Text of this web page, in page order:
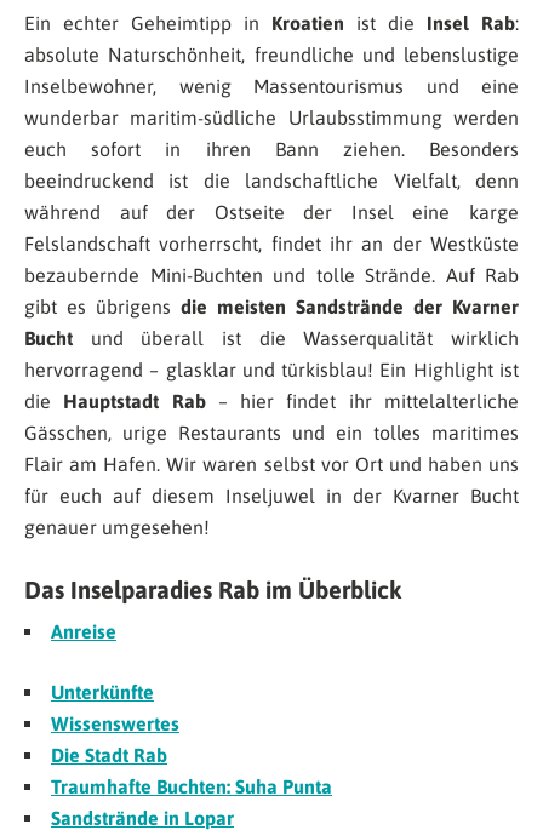
Ein echter Geheimtipp in Kroatien ist die Insel Rab:
absolute Naturschönheit, freundliche und lebenslustige
Inselbewohner, wenig Massentourismus und eine
wunderbar maritim-südliche Urlaubsstimmung werden
euch sofort in ihren Bann ziehen. Besonders
beeindruckend ist die landschaftliche Vielfalt, denn
während auf der Ostseite der Insel eine karge
Felslandschaft vorherrscht, findet ihr an der Westküste
bezaubernde Mini-Buchten und tolle Strände. Auf Rab
gibt es übrigens die meisten Sandstrände der Kvarner
Bucht und überall ist die Wasserqualität wirklich
hervorragend – glasklar und türkisblau! Ein Highlight ist
die Hauptstadt Rab– hier findet ihr mittelalterliche
Gässchen, urige Restaurants und ein tolles maritimes
Flair am Hafen. Wir waren selbst vor Ort und haben uns
für euch auf diesem Inseljuwel in der Kvarner Bucht
genauer umgesehen!
Das Inselparadies Rab im Überblick
Anreise
Unterkünfte
Wissenswertes
Die Stadt Rab
Traumhafte Buchten: Suha Punta
Sandstrände in Lopar